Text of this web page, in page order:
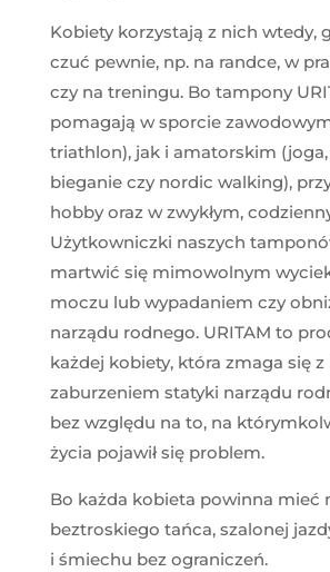
Kobiety korzystają z nich wtedy,
czuć pewnie, np. na randce, w
czy na treningu. Bo tampony
pomagają w sporcie
triathlon), jak i amatorskim (joga,
bieganie czy nordic walking),
hobby oraz w zwykłym,
Użytkowniczki naszych
martwić się mimowolnym
moczu lub wypadaniem czy
narządu rodnego. URITAM to
każdej kobiety, która zmaga się z
zaburzeniem statyki narządu
bez względu na to, na
życia pojawił się problem.
Bo każda kobieta powinna mieć
beztroskiego tańca, szalonej
i śmiechu bez ograniczeń.